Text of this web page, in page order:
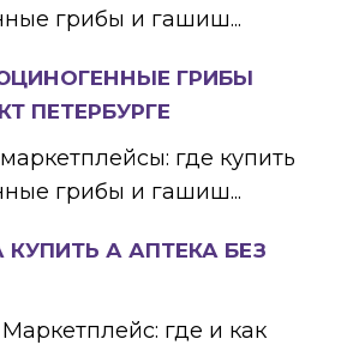
грибы и гашиш...
ГРИБЫ
ПЕТЕРБУРГЕ
где купить
грибы и гашиш...
А АПТЕКА БЕЗ
где и как